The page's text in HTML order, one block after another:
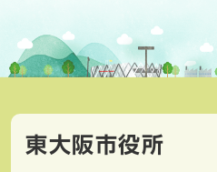
東大阪市役所